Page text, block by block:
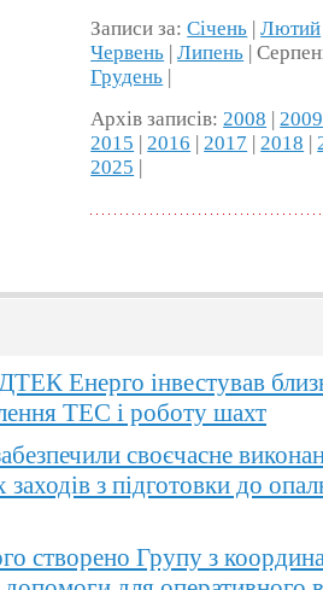
Записи за:Січень |Лютий
Червень |Липень |
Грудень |
Архів записів: 2008 | 2009
2015 | 2016 | 2017 | 2018 |
2025 |
Енерго інвестував
ТЕС і роботу шахт
своєчасне
заходів з підготовки до
створено Групу з